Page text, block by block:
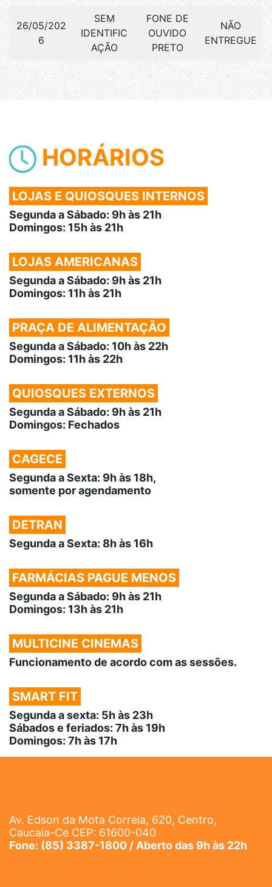
26/05/202
6
SEM
IDENTIFIC
AÇÃO
FONE DE
OUVIDO
PRETO
NÃO
ENTREGUE
HORÁRIOS
LOJAS E QUIOSQUES INTERNOS
Segunda a Sábado: 9h às 21h
Domingos: 15h às 21h
LOJAS AMERICANAS
Segunda a Sábado: 9h às 21h
Domingos: 11h às 21h
PRAÇA DE ALIMENTAÇÃO
Segunda a Sábado: 10h às 22h
Domingos: 11h às 22h
QUIOSQUES EXTERNOS
Segunda a Sábado: 9h às 21h
Domingos: Fechados
CAGECE
Segunda a Sexta: 9h às 18h,
somente por agendamento
DETRAN
Segunda a Sexta: 8h às 16h
FARMÁCIAS PAGUE MENOS
Segunda a Sábado: 9h às 21h
Domingos: 13h às 21h
MULTICINE CINEMAS
Funcionamento de acordo com as sessões.
SMART FIT
Segunda a sexta: 5h às 23h
Sábados e feriados: 7h às 19h
Domingos: 7h às 17h
Av. Edson da Mota Correia, 620, Centro,
Caucaia-Ce CEP: 61600-040
Fone: (85) 3387-1800 / Aberto das 9h às 22h